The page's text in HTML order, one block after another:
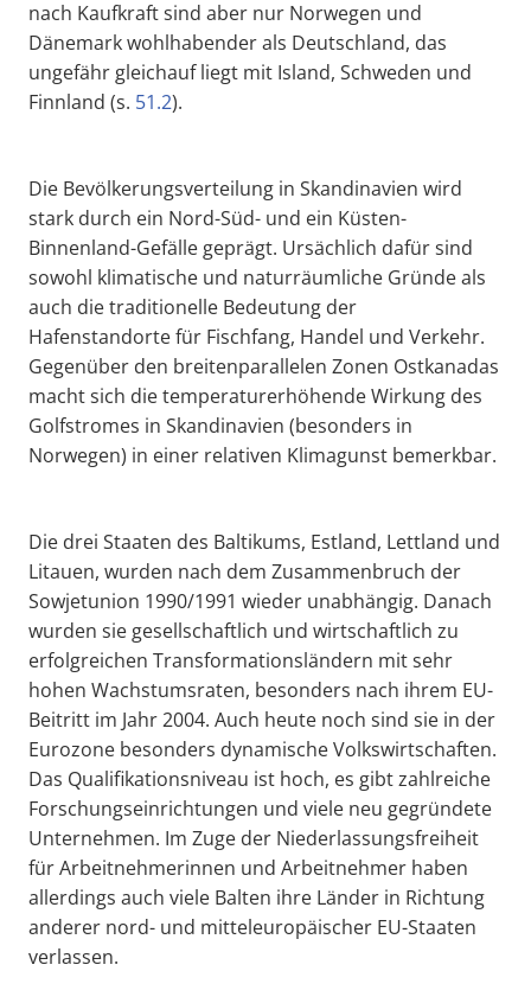
nach Kaufkraft sind aber nur Norwegen und
Dänemark wohlhabender als Deutschland, das
ungefähr gleichauf liegt mit Island, Schweden und
Finnland (s. 51.2).
Die Bevölkerungsverteilung in Skandinavien wird
stark durch ein Nord-Süd- und ein Küsten-
Binnenland-Gefälle geprägt. Ursächlich dafür sind
sowohl klimatische und naturräumliche Gründe als
auch die traditionelle Bedeutung der
Hafenstandorte für Fischfang, Handel und Verkehr.
Gegenüber den breitenparallelen Zonen Ostkanadas
macht sich die temperaturerhöhende Wirkung des
Golfstromes in Skandinavien (besonders in
Norwegen) in einer relativen Klimagunst bemerkbar.
Die drei Staaten des Baltikums, Estland, Lettland und
Litauen, wurden nach dem Zusammenbruch der
Sowjetunion 1990/1991 wieder unabhängig. Danach
wurden sie gesellschaftlich und wirtschaftlich zu
erfolgreichen Transformationsländern mit sehr
hohen Wachstumsraten, besonders nach ihrem EU-
Beitritt im Jahr 2004. Auch heute noch sind sie in der
Eurozone besonders dynamische Volkswirtschaften.
Das Qualifikationsniveau ist hoch, es gibt zahlreiche
Forschungseinrichtungen und viele neu gegründete
Unternehmen. Im Zuge der Niederlassungsfreiheit
für Arbeitnehmerinnen und Arbeitnehmer haben
allerdings auch viele Balten ihre Länder in Richtung
anderer nord- und mitteleuropäischer EU-Staaten
verlassen.